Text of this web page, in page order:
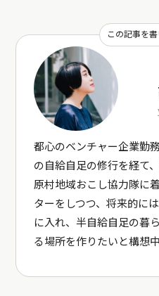
この記事を
都心のベンチャー企業勤
の自給自足の修行を経て
原村地域おこし協力隊に
ターをしつつ、将来的に
に入れ、半自給自足の暮
る場所を作りたいと構想中